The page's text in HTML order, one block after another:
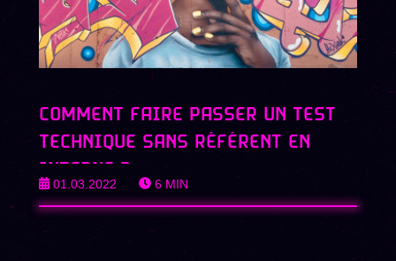
COMMENT FAIRE PASSER UN TEST
TECHNIQUE SANS RÉFÉRENT EN
INTERNE ?
01.03.2022 6 MIN